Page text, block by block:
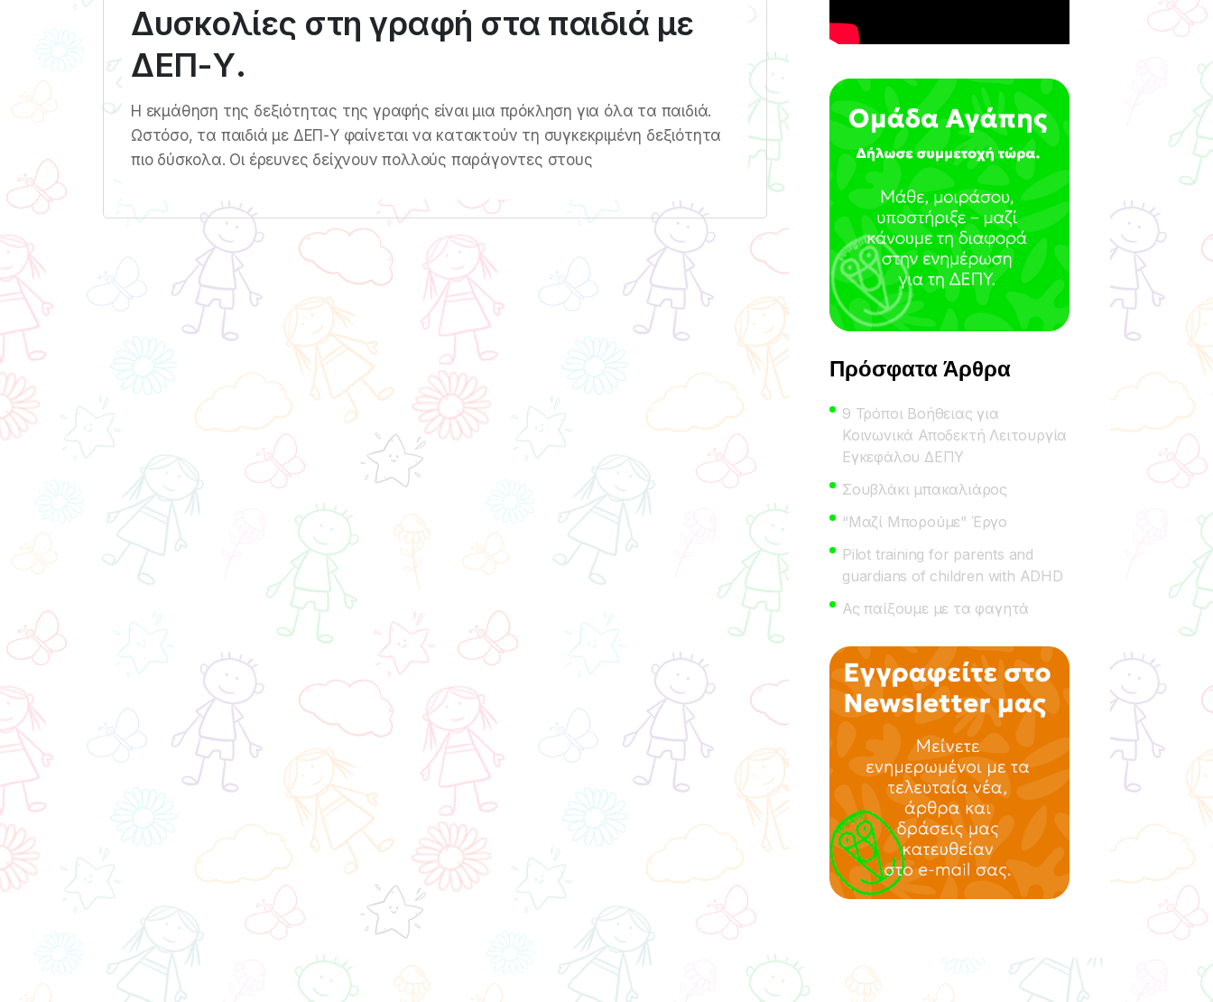
Δυσκολίες στη γραφή στα παιδιά με
ΔΕΠ-Υ.
Η εκμάθηση της δεξιότητας της γραφής είναι μια πρόκληση για όλα τα παιδιά.
Ωστόσο, τα παιδιά με ΔΕΠ-Υ φαίνεται να κατακτούν τη συγκεκριμένη δεξιότητα
πιο δύσκολα. Οι έρευνες δείχνουν πολλούς παράγοντες στους
Πρόσφατα Άρθρα
9 Τρόποι Βοήθειας για
Κοινωνικά Αποδεκτή Λειτουργία
Εγκεφάλου ΔΕΠΥ
Σουβλάκι μπακαλιάρος
“Μαζί Μπορούμε” Έργο
Pilot training for parents and
guardians of children with ADHD
Ας παίξουμε με τα φαγητά